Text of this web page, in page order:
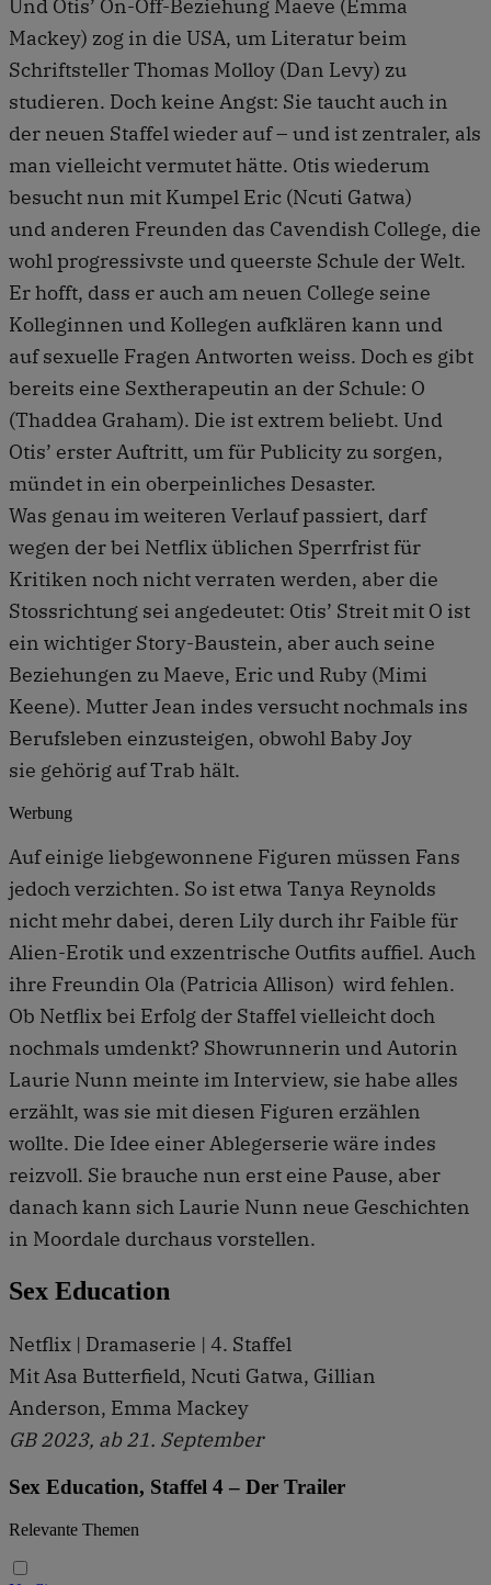
Und Otis’ On-Off-Beziehung Maeve (Emma
Mackey) zog in die USA, um Literatur beim
Schriftsteller Thomas Molloy (Dan Levy) zu
studieren. Doch keine Angst: Sie taucht auch in
der neuen Staffel wieder auf – und ist zentraler, als
man vielleicht vermutet hätte. Otis wiederum
besucht nun mit Kumpel Eric (Ncuti Gatwa)
und anderen Freunden das Cavendish College, die
wohl progressivste und queerste Schule der Welt.
Er hofft, dass er auch am neuen College seine
Kolleginnen und Kollegen aufklären kann und
auf sexuelle Fragen Antworten weiss. Doch es gibt
bereits eine Sextherapeutin an der Schule: O
(Thaddea Graham). Die ist extrem beliebt. Und
Otis’ erster Auftritt, um für Publicity zu sorgen,
mündet in ein oberpeinliches Desaster.
Was genau im weiteren Verlauf passiert, darf
wegen der bei Netflix üblichen Sperrfrist für
Kritiken noch nicht verraten werden, aber die
Stossrichtung sei angedeutet: Otis’ Streit mit O ist
ein wichtiger Story-Baustein, aber auch seine
Beziehungen zu Maeve, Eric und Ruby (Mimi
Keene). Mutter Jean indes versucht nochmals ins
Berufsleben einzusteigen, obwohl Baby Joy
sie gehörig auf Trab hält.
Werbung
Auf einige liebgewonnene Figuren müssen Fans
jedoch verzichten. So ist etwa Tanya Reynolds
nicht mehr dabei, deren Lily durch ihr Faible für
Alien-Erotik und exzentrische Outfits auffiel. Auch
ihre Freundin Ola (Patricia Allison) wird fehlen.
Ob Netflix bei Erfolg der Staffel vielleicht doch
nochmals umdenkt? Showrunnerin und Autorin
Laurie Nunn meinte im Interview, sie habe alles
erzählt, was sie mit diesen Figuren erzählen
wollte. Die Idee einer Ablegerserie wäre indes
reizvoll. Sie brauche nun erst eine Pause, aber
danach kann sich Laurie Nunn neue Geschichten
in Moordale durchaus vorstellen.
Sex Education
Netflix | Dramaserie | 4. Staffel
Mit Asa Butterfield, Ncuti Gatwa, Gillian
Anderson, Emma Mackey
GB 2023, ab 21. September
Sex Education, Staffel 4 – Der Trailer
Relevante Themen